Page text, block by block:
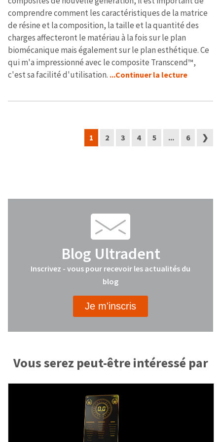
comprendre comment les caractéristiques de la matrice
de résine et la composition, la taille et la quantité des
charges affecteront le matériau à la fois sur le plan
biomécanique mais également sur le plan esthétique. Ce
qui m'a impressionné avec le composite Transcend™,
c'est sa facilité d'utilisation. ...Continuer la lecture
1 2 3 4 5 ... 6 ❯
Blog Ultradent
Inscrivez - vous pour recevoir les actualités du
blog
Je m'inscris
Vous serez peut-être intéressé par